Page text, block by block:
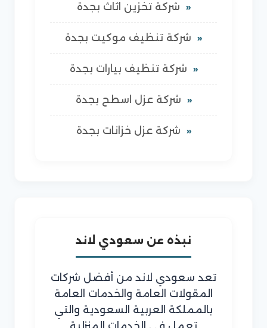
شركة تخزين اثاث بجدة
شركة تنظيف موكيت بجدة
شركة تنظيف بيارات بجدة
شركة عزل اسطح بجدة
شركة عزل خزانات بجدة
نبذه عن سعودي لاند
تعد سعودي لاند من أفضل شركات
المقولات العامة والخدمات العامة
بالمملكة العربية السعودية والتي
تعمل في الخدمات المنزلية